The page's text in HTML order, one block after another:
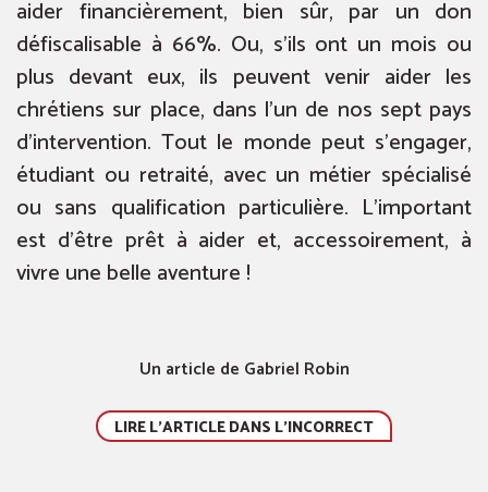
aider financièrement, bien sûr, par un don
défiscalisable à 66%. Ou, s’ils ont un mois ou
plus devant eux, ils peuvent venir aider les
chrétiens sur place, dans l’un de nos sept pays
d’intervention. Tout le monde peut s’engager,
étudiant ou retraité, avec un métier spécialisé
ou sans qualification particulière. L’important
est d’être prêt à aider et, accessoirement, à
vivre une belle aventure !
Un article de Gabriel Robin
LIRE L'ARTICLE DANS L'INCORRECT